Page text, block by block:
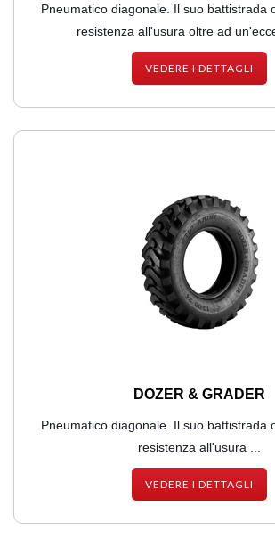
Pneumatico diagonale. Il suo battistrada
resistenza all'usura oltre ad
VEDERE I DETTAGLI
DOZER & GRADER
Pneumatico diagonale. Il suo battistrada
resistenza all'usura ...
VEDERE I DETTAGLI